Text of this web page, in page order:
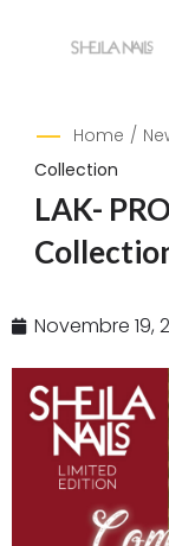
Home /
Collection
LAK-
Novembre 19,